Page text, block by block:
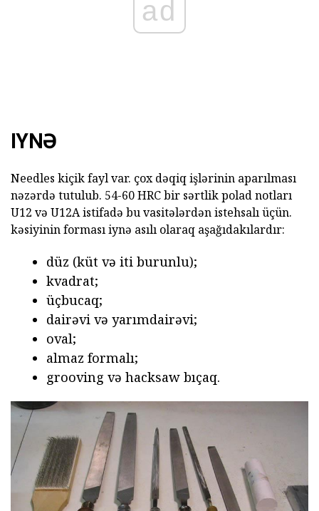
ad
IYNƏ
Needles kiçik fayl var. çox dəqiq işlərinin aparılması
nəzərdə tutulub. 54-60 HRC bir sərtlik polad notları
U12 və U12A istifadə bu vasitələrdən istehsalı üçün.
kəsiyinin forması iynə asılı olaraq aşağıdakılardır:
düz (küt və iti burunlu);
kvadrat;
üçbucaq;
dairəvi və yarımdairəvi;
oval;
almaz formalı;
grooving və hacksaw bıçaq.